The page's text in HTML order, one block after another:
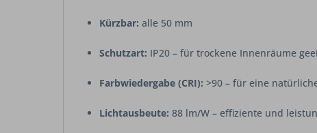
Kürzbar: alle 50 mm
Schutzart: IP20 – für trockene Innenräume
Farbwiedergabe (CRI): >90 – für eine
Lichtausbeute: 88 lm/W – effiziente und